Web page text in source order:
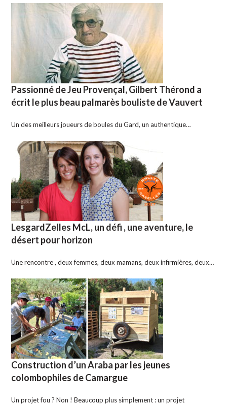
Passionné de Jeu Provençal, Gilbert Thérond a
écrit le plus beau palmarès bouliste de Vauvert
Un des meilleurs joueurs de boules du Gard, un authentique…
LesgardZelles McL, un défi , une aventure, le
désert pour horizon
Une rencontre , deux femmes, deux mamans, deux infirmières, deux…
Construction d’un Araba par les jeunes
colombophiles de Camargue
Un projet fou ? Non ! Beaucoup plus simplement : un projet